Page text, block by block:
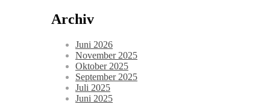
Archiv
Juni 2026
November 2025
Oktober 2025
September 2025
Juli 2025
Juni 2025